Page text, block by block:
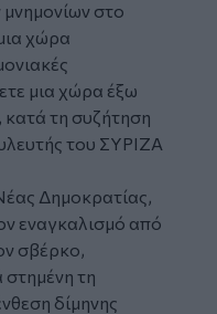
στο
χώρα
μια χώρα έξω
τη συζήτηση
του ΣΥΡΙΖΑ
Δημοκρατίας,
εναγκαλισμό από
σβέρκο,
στημένη τη
δίμηνης